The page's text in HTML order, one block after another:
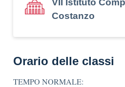
VII Istituto
Costanzo
Orario delle classi
TEMPO NORMALE: